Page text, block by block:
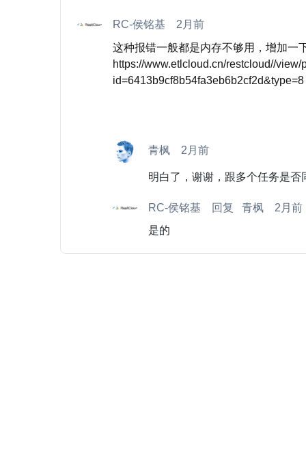
RC-侯铭基
2月前
这种报错一般都是内存不够用，增加一
https://www.etlcloud.cn/restcloud//
id=6413b9cf8b54fa3eb6b2cf2d&type=8
青枫 2月前
明白了，谢谢，跟多个任务是否
RC-侯铭基 回复 青枫 2月前
是的